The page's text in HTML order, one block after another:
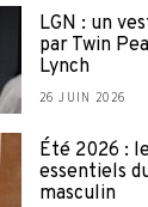
LGN : un
par Twin
Lynch
26 JUIN 2026
Été 2026 :
essentiels
masculin